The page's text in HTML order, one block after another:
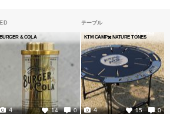
BURGER & COLA
14 0
4
テーブル
KTM CAMP✖️ NATURE TONES
15 0
4